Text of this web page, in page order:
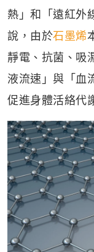
熱」和「遠紅外
說，由於石墨烯
靜電、抗菌、吸
液流速」與「血
促進身體活絡代